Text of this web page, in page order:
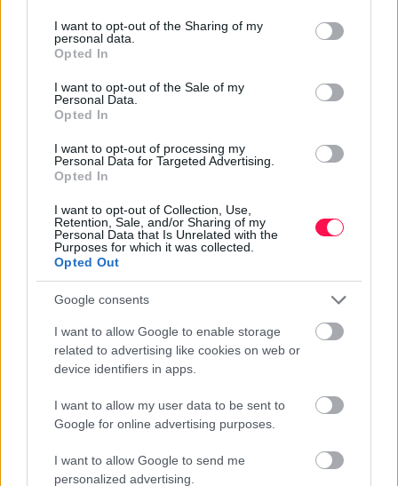
not limited to your visit or usage behaviour. You may click to
grant or deny consent to Google and its third-party tags to
use your data for below specified purposes in below Google
consent section.
I want to opt-out of the Sharing of my
personal data.
Opted In
I want to opt-out of the Sale of my
Personal Data.
Opted In
I want to opt-out of processing my
Personal Data for Targeted Advertising.
Opted In
I want to opt-out of Collection, Use,
Retention, Sale, and/or Sharing of my
Personal Data that Is Unrelated with the
Purposes for which it was collected.
Opted Out
Google consents
I want to allow Google to enable storage
related to advertising like cookies on web or
device identifiers in apps.
I want to allow my user data to be sent to
Google for online advertising purposes.
I want to allow Google to send me
personalized advertising.
Kedves Petra! Névnapod alkalmából kívánom,
hogy szeretet, boldogság és vidámság kísérjen
minden napodon. Legyen csodaszép a mai napod!
Megható:
Drága Petra! Köszönöm, hogy vagy nekem.
Kívánom, hogy mindig olyan sok szeretetet és
örömet kapj vissza az élettől, amennyit te adsz
másoknak. Boldog névnapot!
PETRA NÉVNAPI KÉPESLAP